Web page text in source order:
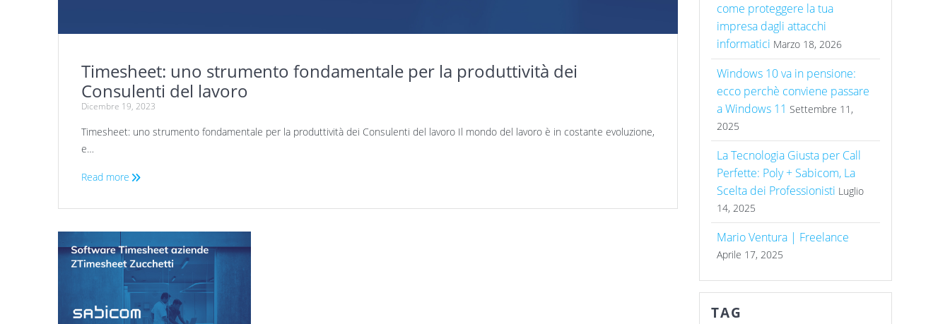
Timesheet: uno strumento fondamentale per la produttività dei
Consulenti del lavoro
Dicembre 19, 2023
Timesheet: uno strumento fondamentale per la produttività dei Consulenti del lavoro Il mondo del lavoro è in costante evoluzione,
e…
Read more
come proteggere la tua
impresa dagli attacchi
informatici Marzo 18, 2026
Windows 10 va in pensione:
ecco perchè conviene passare
a Windows 11 Settembre 11,
2025
La Tecnologia Giusta per Call
Perfette: Poly + Sabicom, La
Scelta dei Professionisti Luglio
14, 2025
Mario Ventura | Freelance
Aprile 17, 2025
TAG